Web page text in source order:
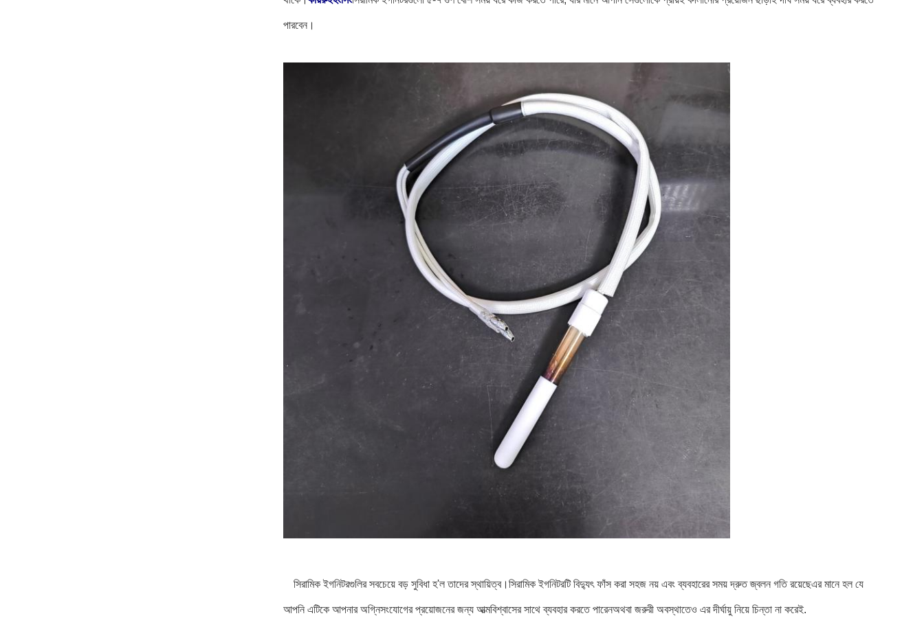
পারবেন।
সিরামিক ইগনিটরগুলির সবচেয়ে বড় সুবিধা হ'ল তাদের স্থায়িত্ব।সিরামিক ইগনিটরটি বিদ্যুৎ ফাঁস করা সহজ নয় এবং ব্যবহারের সময় দ্রুত জ্বলন গতি রয়েছেএর মানে হল যে
আপনি এটিকে আপনার অগ্নিসংযোগের প্রয়োজনের জন্য আত্মবিশ্বাসের সাথে ব্যবহার করতে পারেনঅথবা জরুরী অবস্থাতেও এর দীর্ঘায়ু নিয়ে চিন্তা না করেই.